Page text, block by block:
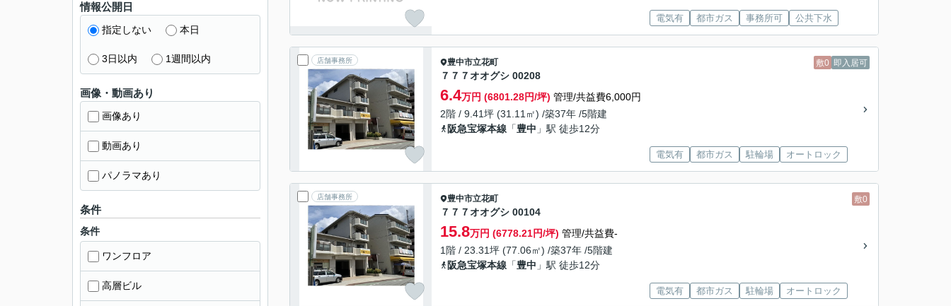
電気有 都市ガス 事務所可 公共下水
店舗事務所 敷0 即入居可
豊中市立花町
７７７オオグシ 00208
6.4万円 (6801.28円/坪) 管理/共益費6,000円
2階 / 9.41坪 (31.11㎡) /築37年 /5階建
阪急宝塚本線 「豊中 」駅 徒歩12分
電気有 都市ガス 駐輪場 オートロック
店舗事務所 敷0
豊中市立花町
７７７オオグシ 00104
15.8万円 (6778.21円/坪) 管理/共益費-
1階 / 23.31坪 (77.06㎡) /築37年 /5階建
阪急宝塚本線 「豊中 」駅 徒歩12分
電気有 都市ガス 駐輪場 オートロック
情報公開日
指定しない 本日
3日以内 1週間以内
画像・動画あり
画像あり
動画あり
パノラマあり
条件
条件
ワンフロア
高層ビル